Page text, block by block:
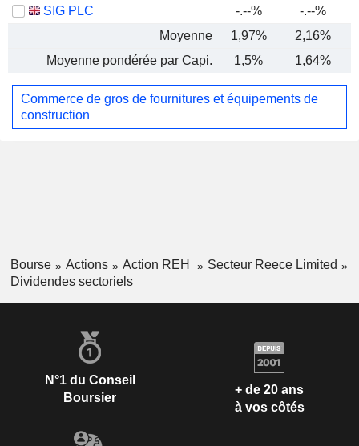
SIG PLC
-.--%
-.--%
Moyenne
1,97% 2,16%
Moyenne pondérée par Capi.
1,5% 1,64%
Commerce de gros de fournitures et équipements de
construction
Bourse Actions Action REH
Secteur Reece Limited
Dividendes sectoriels
N°1 du Conseil
Boursier
+ de 20 ans
à vos côtés